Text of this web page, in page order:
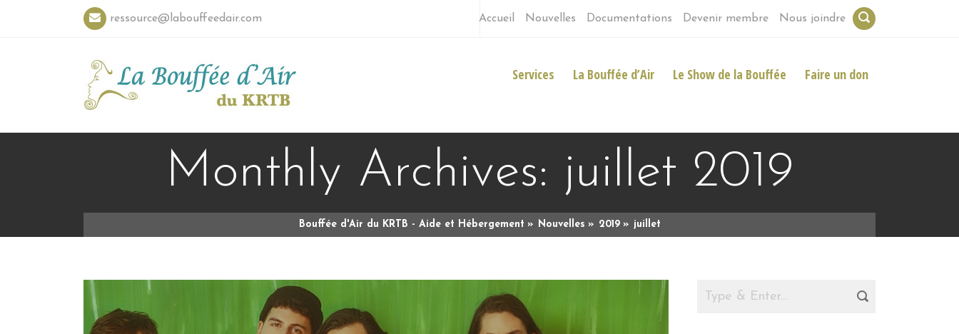
ressource@labouffeedair.com Accueil Nouvelles Documentations Devenir membre Nous joindre
Services La Bouffée d’Air Le Show de la Bouffée Faire un don
Monthly Archives: juillet 2019
Bouffée d'Air du KRTB - Aide et Hébergement Nouvelles 2019 juillet